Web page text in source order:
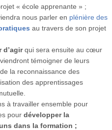
« école apprenante » ;
nous parler en plénière des
s au travers de son projet
d’agirqui sera ensuite au cœur
témoigner de leurs
la reconnaissance des
des apprentissages
à travailler ensemble pour
pour développer la
dans la formation ;